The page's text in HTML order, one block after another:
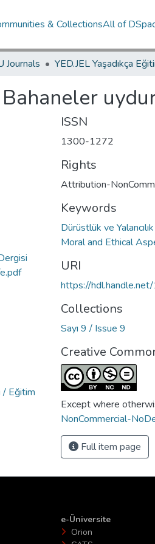
& CollectionsAll of
Journals
Bahaneler
/ Eğitim
ISSN
1300-1272
Rights
Attribution-
Keywords
Dürüstlük ve Yalancılık
Moral and Ethical
URI
https://
Collections
Sayı 9 / Issue 9
Creative
Except where
NonCommercial-
Full item page
e-Üniversite
Orion